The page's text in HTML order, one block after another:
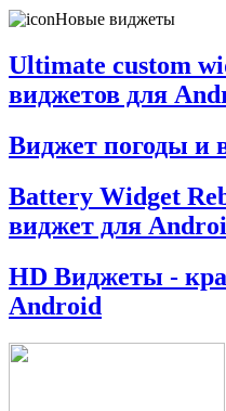
Новые виджеты
Ultimate custom
виджетов для
Виджет погоды и
Battery Widget
виджет для
HD Виджеты -
Android